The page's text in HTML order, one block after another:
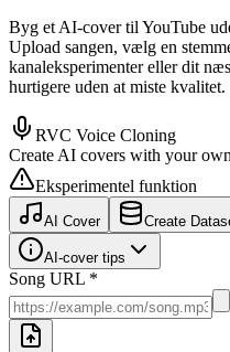
Byg et AI-cover til YouTube
Upload sangen, vælg en
kanaleksperimenter eller dit
hurtigere uden at miste kvalitet.
RVC Voice Cloning
Create AI covers with your
Eksperimentel funktion
AI Cover Create
AI-cover tips
Song URL *